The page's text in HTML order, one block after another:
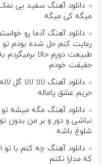
دانلود آهنگ سفید بی
میگه کی میگه
دانلود آهنگ آدما رو
رعایت کنم حل شده بودم تو
طبیعت دورم حالا برمیگردم
حقیقت خودم
دانلود آهنگ لالا لالا گل لاله
حریم عشق پاماله
دانلود آهنگ مگه میشه تو
نباشی و دور و بر من بدون تو
شلوغ باشه
دانلود آهنگ چه کنم با تو
که مدارا نکنم